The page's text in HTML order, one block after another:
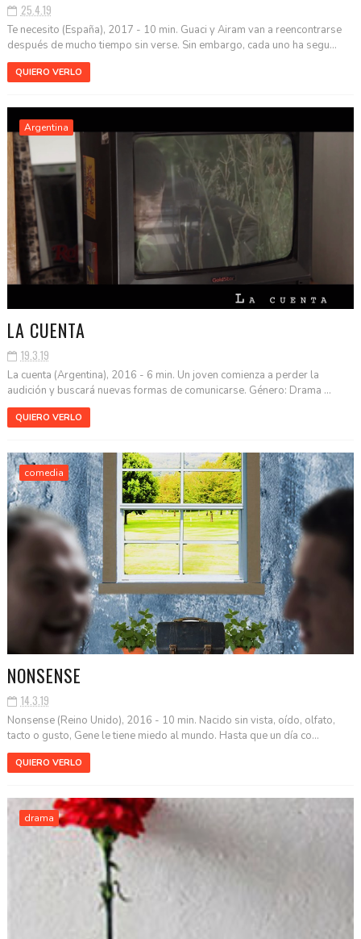
25.4.19
Te necesito (España), 2017 - 10 min. Guaci y Airam van a reencontrarse
después de mucho tiempo sin verse. Sin embargo, cada uno ha segu...
QUIERO VERLO
Argentina
LA CUENTA
19.3.19
La cuenta (Argentina), 2016 - 6 min. Un joven comienza a perder la
audición y buscará nuevas formas de comunicarse. Género: Drama ...
QUIERO VERLO
comedia
NONSENSE
14.3.19
Nonsense (Reino Unido), 2016 - 10 min. Nacido sin vista, oído, olfato,
tacto o gusto, Gene le tiene miedo al mundo. Hasta que un día co...
QUIERO VERLO
drama